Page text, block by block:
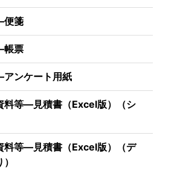
便箋
帳票
ンケート用紙
料等―見積書（Excel版）（シ
料等―見積書（Excel版）（デ